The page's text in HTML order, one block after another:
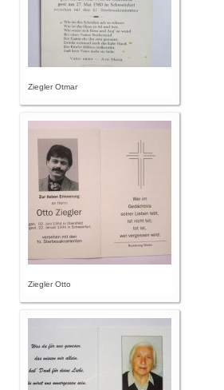
Ziegler Otmar
Ziegler Otto